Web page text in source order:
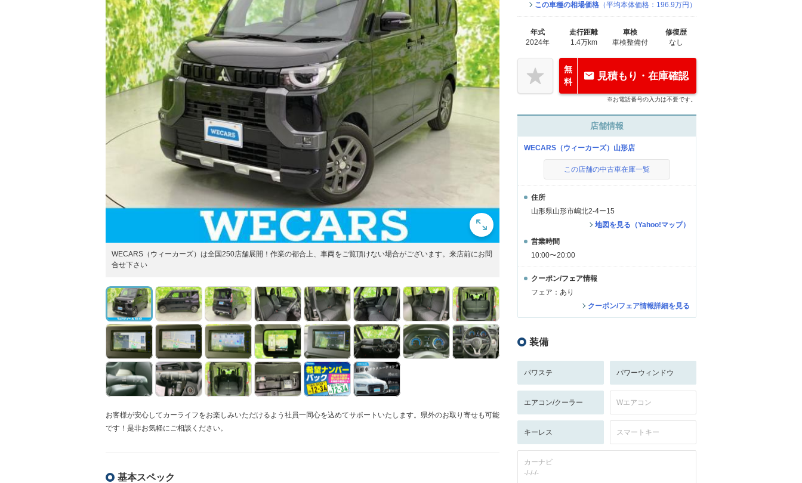
WECARS（ウィーカーズ）は全国250店舗展開！作業の都合上、車両をご覧頂けない場合がございます。来店前にお問
合せ下さい
お客様が安心してカーライフをお楽しみいただけるよう社員一同心を込めてサポートいたします。県外のお取り寄せも可能
です！是非お気軽にご相談ください。
基本スペック
この車種の相場価格 （平均本体価格：196.9万円）
年式
2024年
走行距離
1.4万km
車検
車検整備付
修復歴
なし
無
料
見積もり・在庫確認
※お電話番号の入力は不要です。
店舗情報
WECARS（ウィーカーズ）山形店
この店舗の中古車在庫一覧
住所
山形県山形市嶋北2-4ー15
地図を見る（Yahoo!マップ）
営業時間
10:00〜20:00
クーポン/フェア情報
フェア：あり
クーポン/フェア情報詳細を見る
装備
パワステ パワーウィンドウ
エアコン/クーラー Wエアコン
キーレス スマートキー
カーナビ
-/-/-/-